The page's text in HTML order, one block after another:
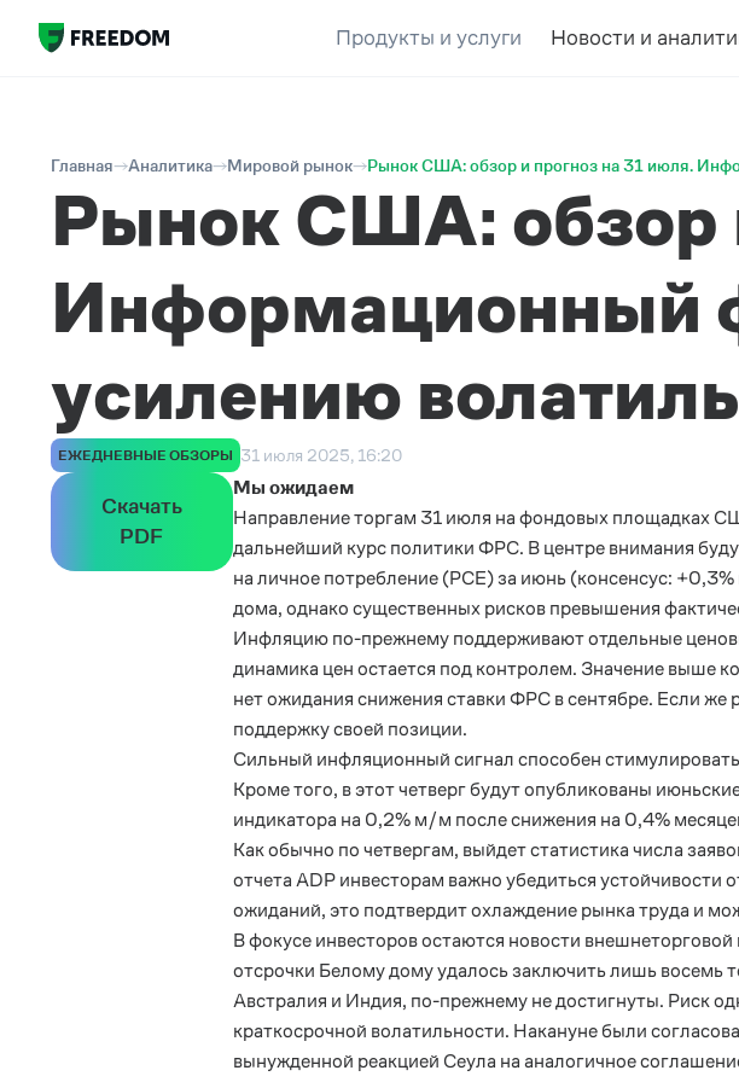
Продукты и услуги Новости и
Главная Аналитика Мировой рынок Рынок США: обзор и прогноз на 31 июля.
Рынок США: обзор
Информационный
усилению
ЕЖЕДНЕВНЫЕ ОБЗОРЫ 31 июля 2025, 16:20
Скачать
PDF
Мы ожидаем
Направление торгам 31 июля на фондовых площадках
дальнейший курс политики ФРС. В центре внимания
на личное потребление (PCE) за июнь (консенсус:
дома, однако существенных рисков превышения
Инфляцию по-прежнему поддерживают отдельные
динамика цен остается под контролем. Значение выше
нет ожидания снижения ставки ФРС в сентябре. Если же
поддержку своей позиции.
Сильный инфляционный сигнал способен
Кроме того, в этот четверг будут опубликованы
индикатора на 0,2% м/м после снижения на 0,4%
Как обычно по четвергам, выйдет статистика числа
отчета ADPинвесторам важно убедиться устойчивости
ожиданий, это подтвердит охлаждение рынка труда и
В фокусе инвесторов остаются новости
отсрочки Белому дому удалось заключить лишь восемь
Австралия и Индия, по-прежнему не достигнуты. Риск
краткосрочной волатильности. Накануне были
вынужденной реакцией Сеула на аналогичное